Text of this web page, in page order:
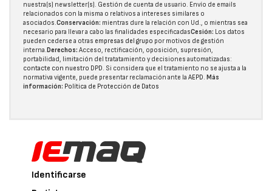
nuestra(s) newsletter(s). Gestión de cuenta de usuario. Envío de emails
relacionados con la misma o relativos a intereses similares o
asociados.Conservación: mientras dure la relación con Ud., o mientras sea
necesario para llevar a cabo las finalidades especificadasCesión: Los datos
pueden cederse a otras empresas del grupo por motivos de gestión
interna.Derechos: Acceso, rectificación, oposición, supresión,
portabilidad, limitación del tratatamiento y decisiones automatizadas:
contacte con nuestro DPD. Si considera que el tratamiento no se ajusta a la
normativa vigente, puede presentar reclamación ante la AEPD. Más
información: Política de Protección de Datos
Identificarse